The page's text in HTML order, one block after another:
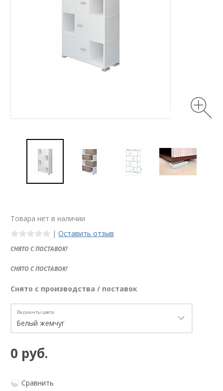
Товара нет в наличии
| Оставить отзыв
СНЯТО С ПОСТАВОК!
СНЯТО С ПОСТАВОК!
Снято с производства / поставок
Варианты цвета
0 руб.
Сравнить